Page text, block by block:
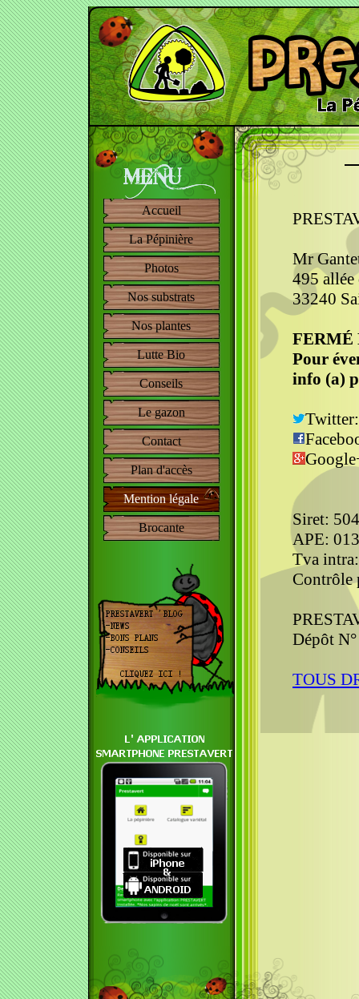
Mr
495 allée
33240
FERMÉ
Pour
info (a)
Siret:
APE:
Tva
Contrôle
Dépôt
TOUS
Accueil
La Pépinière
Photos
Nos substrats
Nos plantes
Lutte Bio
Conseils
Le gazon
Contact
Plan d'accès
Mention légale
Brocante